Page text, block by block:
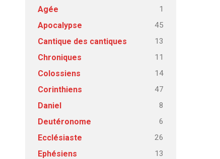
Agée 1
Apocalypse 45
Cantique des cantiques 13
Chroniques 11
Colossiens 14
Corinthiens 47
Daniel 8
Deutéronome 6
Ecclésiaste 26
Ephésiens 13